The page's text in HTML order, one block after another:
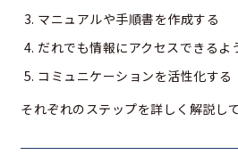
マニュアルや手順書を作成する
だれでも情報にアクセスできるよ
コミュニケーションを活性化する
それぞれのステップを詳しく解説し